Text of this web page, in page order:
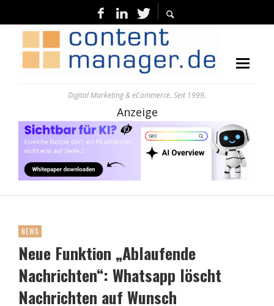
Digital Marketing & eCommerce. Seit 1999.
Anzeige
NEWS
Neue Funktion „Ablaufende
Nachrichten“: Whatsapp löscht
Nachrichten auf Wunsch